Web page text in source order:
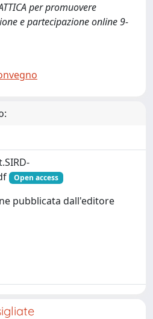
per promuovere
e partecipazione online 9-
Open access
pubblicata dall'editore